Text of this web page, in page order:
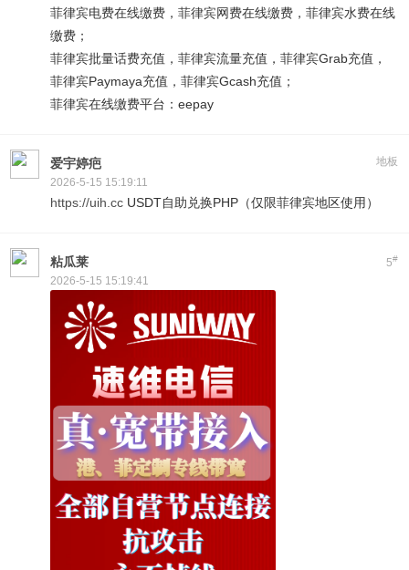
菲律宾电费在线缴费，菲律宾网费在线缴费，菲律宾水费在线
缴费；
菲律宾批量话费充值，菲律宾流量充值，菲律宾Grab充值，
菲律宾Paymaya充值，菲律宾Gcash充值；
菲律宾在线缴费平台：eepay
地板
爱宇婷疤
2026-5-15 15:19:11
https://uih.cc USDT自助兑换PHP（仅限菲律宾地区使用）
5#
粘瓜莱
2026-5-15 15:19:41